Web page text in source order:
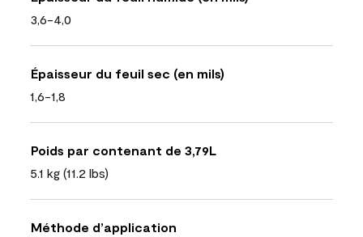
3,6-4,0
Épaisseur du feuil sec (en mils)
1,6-1,8
Poids par contenant de 3,79L
5.1 kg (11.2 lbs)
Méthode d’application